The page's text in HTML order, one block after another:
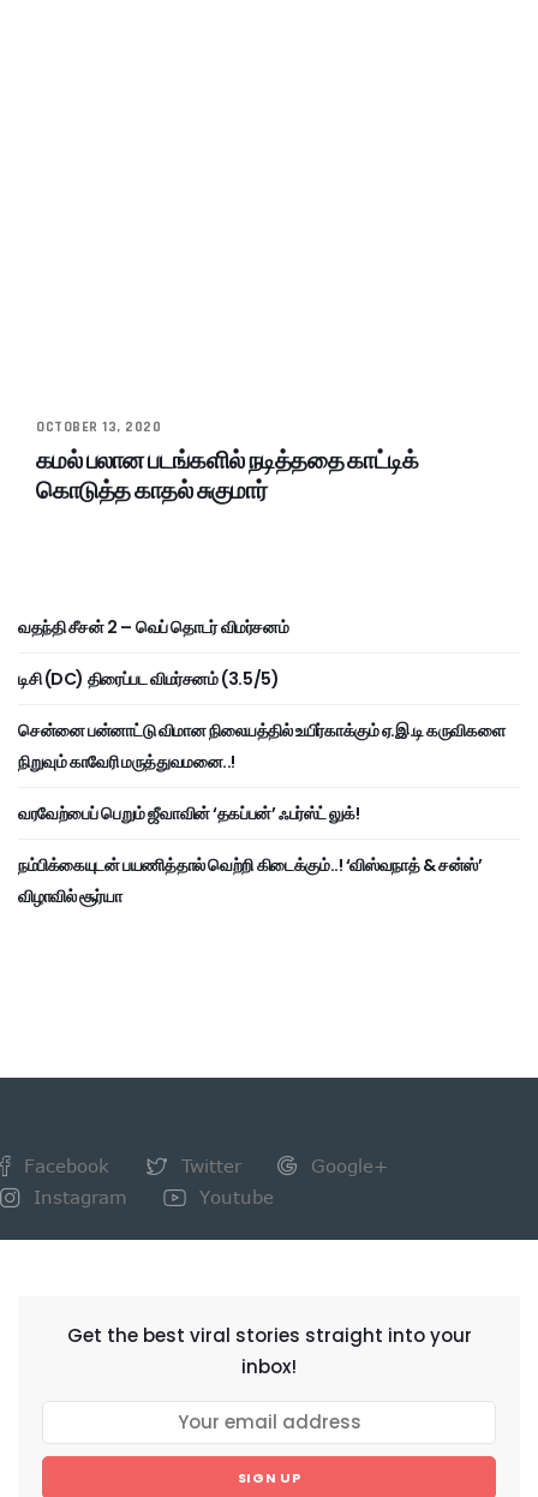
OCTOBER 13, 2020
கமல் பலான படங்களில் நடித்ததை காட்டிக்
கொடுத்த காதல் சுகுமார்
வதந்தி சீசன் 2 – வெப் தொடர் விமர்சனம்
டிசி (DC) திரைப்பட விமர்சனம் (3.5/5)
சென்னை பன்னாட்டு விமான நிலையத்தில் உயிர்காக்கும் ஏ.இ.டி கருவிகளை
நிறுவும் காவேரி மருத்துவமனை..!
வரவேற்பைப் பெறும் ஜீவாவின் ‘தகப்பன்’ ஃபர்ஸ்ட் லுக்!
நம்பிக்கையுடன் பயணித்தால் வெற்றி கிடைக்கும்..! ‘விஸ்வநாத் & சன்ஸ்’
விழாவில் சூர்யா
Facebook Twitter
Google+
Instagram
Youtube
Get the best viral stories straight into your
inbox!
SIGN UP